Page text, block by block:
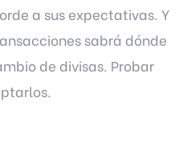
a sus expectativas. Y
sabrá dónde
de divisas. Probar